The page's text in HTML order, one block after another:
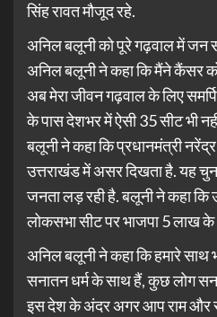
सिंह रावत मौजूद रहे.
अनिल बलूनी को पूरे गढ़वाल में जन
अनिल बलूनी ने कहा कि मैंने कैंसर
अब मेरा जीवन गढ़वाल के लिए
के पास देशभर में ऐसी 35 सीट भी
बलूनी ने कहा कि प्रधानमंत्री नरेंद्र
उत्तराखंड में असर दिखता है. यह
जनता लड़ रही है. बलूनी ने कहा कि
लोकसभा सीट पर भाजपा 5 लाख
अनिल बलूनी ने कहा कि हमारे साथ
सनातन धर्म के साथ हैं, कुछ लोग
इस देश के अंदर अगर आप राम और